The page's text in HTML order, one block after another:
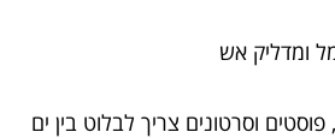
ומדליק אש
וסרטונים צריך לבלוט בין ים